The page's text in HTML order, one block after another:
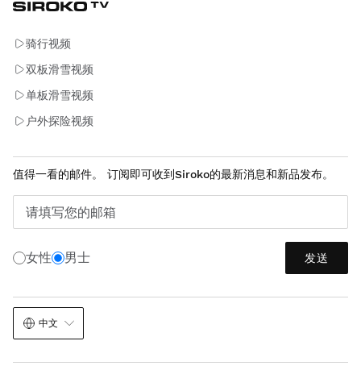
骑行视频
双板滑雪视频
单板滑雪视频
户外探险视频
值得一看的邮件。 订阅即可收到Siroko的最新消息和新品发布。
请填写您的邮箱
女性 男士 发送
中文